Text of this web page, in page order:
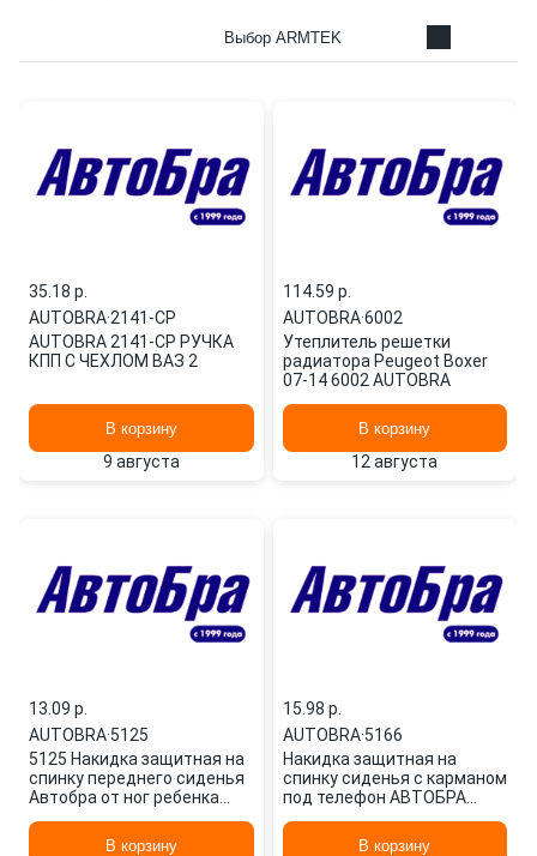
Выбор ARMTEK
35.18 p.
AUTOBRA·2141-СР
AUTOBRA 2141-СР РУЧКА
КПП С ЧЕХЛОМ ВАЗ 2
В корзину
9 августа
114.59 p.
AUTOBRA·6002
Утеплитель решетки
радиатора Peugeot Boxer
07-14 6002 AUTOBRA
В корзину
12 августа
13.09 p.
AUTOBRA·5125
5125 Накидка защитная на
спинку переднего сиденья
Автобра от ног ребенка
В корзину
15.98 p.
AUTOBRA·5166
Накидка защитная на
спинку сиденья с карманом
под телефон АВТОБРА
В корзину